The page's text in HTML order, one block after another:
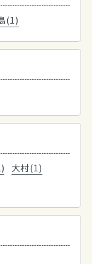
(1)
大村(1)